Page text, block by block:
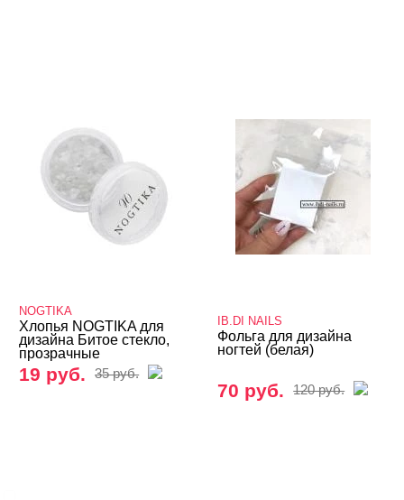
Мебель для салонов
Оборудование
Одежда для мастеров
Экс декор для ногтей
Учебные пособия, журналы
NOGTIKA
Хлопья NOGTIKA для
дизайна Битое стекло,
прозрачные
19 руб. 35 руб.
IB.DI NAILS
Фольга для дизайна
ногтей (белая)
70 руб. 120 руб.